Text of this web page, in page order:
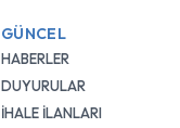
GÜNCEL
HABERLER
DUYURULAR
İHALE İLANLARI